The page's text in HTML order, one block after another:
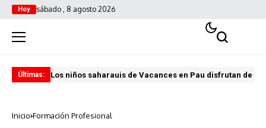
Hoy sábado , 8 agosto 2026
Últimas: Los niños saharauis de Vacances en Pau disfrutan de
Inicio Formación Profesional